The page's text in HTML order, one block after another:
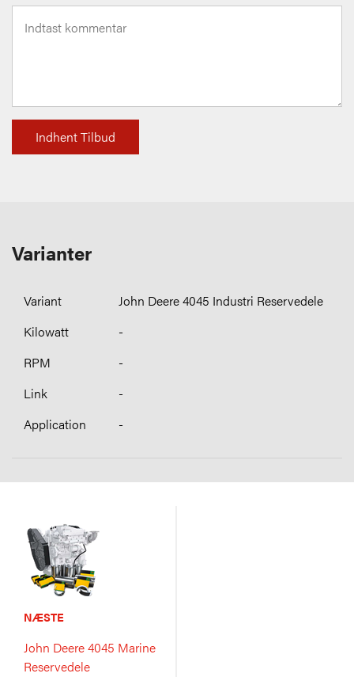
Indhent Tilbud
Varianter
John Deere 4045 Industri Reservedele
-
-
-
-
NÆSTE
John Deere 4045 Marine
Reservedele